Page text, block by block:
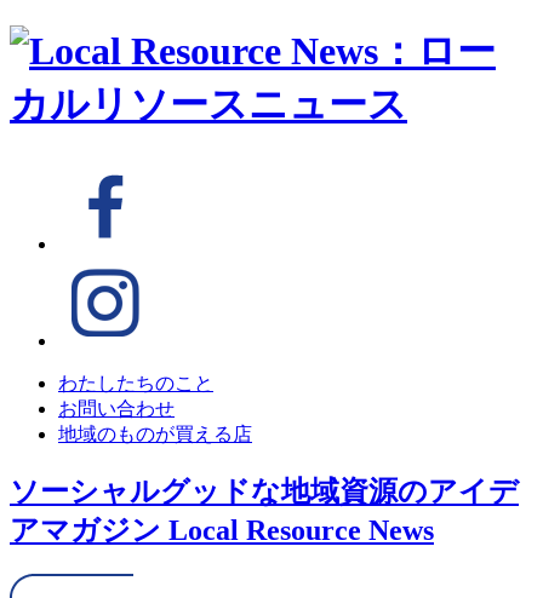
わたしたちのこと
お問い合わせ
地域のものが買える店
ソーシャルグッドな地域資源のアイデ
アマガジン Local Resource News